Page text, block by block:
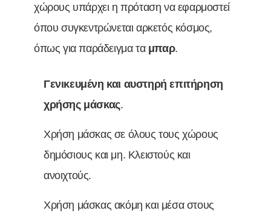
χώρους υπάρχει η πρόταση να εφαρμοστεί
όπου συγκεντρώνεται αρκετός κόσμος,
όπως για παράδειγμα τα μπαρ.
Γενικευμένη και αυστηρή επιτήρηση
χρήσης μάσκας.
Χρήση μάσκας σε όλους τους χώρους
δημόσιους και μη. Κλειστούς και
ανοιχτούς.
Χρήση μάσκας ακόμη και μέσα στους